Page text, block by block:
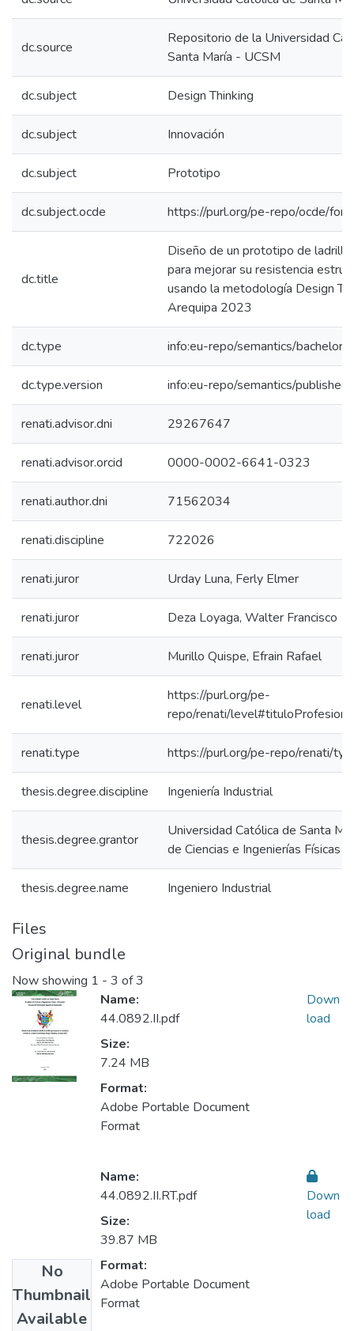
dc.source
Repositorio de la Universidad
Santa María - UCSM
dc.subject Design Thinking
dc.subject Innovación
dc.subject Prototipo
dc.subject.ocde https://purl.org/pe-repo/ocde/
dc.title
Diseño de un prototipo de ladrillo
para mejorar su resistencia
usando la metodología Design
Arequipa 2023
dc.type info:eu-repo/semantics/
dc.type.version info:eu-repo/semantics/
renati.advisor.dni 29267647
renati.advisor.orcid 0000-0002-6641-0323
renati.author.dni 71562034
renati.discipline 722026
renati.juror Urday Luna, Ferly Elmer
renati.juror Deza Loyaga, Walter Francisco
renati.juror Murillo Quispe, Efrain Rafael
renati.level
https://purl.org/pe-
repo/renati/
renati.type https://purl.org/pe-repo/renati/
thesis.degree.discipline Ingeniería Industrial
thesis.degree.grantor
Universidad Católica de Santa
de Ciencias e Ingenierías Físicas
thesis.degree.name Ingeniero Industrial
Files
Original bundle
Now showing 1 - 3 of 3
Name:
44.0892.II.pdf
Size:
7.24 MB
Format:
Adobe Portable Document
Format
Down
load
No
Thumbnail
Available
Name:
44.0892.II.RT.pdf
Size:
39.87 MB
Format:
Adobe Portable Document
Format
Down
load